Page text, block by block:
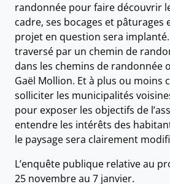
randonnée pour faire découvrir
cadre, ses bocages et
projet en question sera
traversé par un chemin de
dans les chemins de randonnée
Gaël Mollion. Et à plus ou moins
solliciter les municipalités
pour exposer les objectifs de
entendre les intérêts des
le paysage sera clairement
L’enquête publique relative au
25 novembre au 7 janvier.